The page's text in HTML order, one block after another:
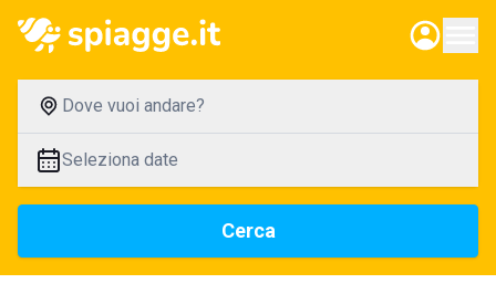
Dove vuoi andare?
Seleziona date
Cerca